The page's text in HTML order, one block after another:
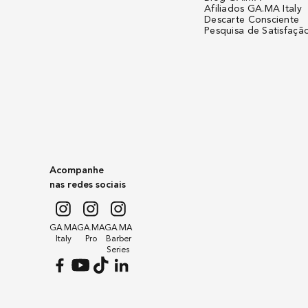
Acompanhe
nas redes sociais
GA.MA
Italy
GA.MA
Pro
GA.MA
Barber
Series
Afiliados GA.MA Italy
Descarte Consciente
Pesquisa de